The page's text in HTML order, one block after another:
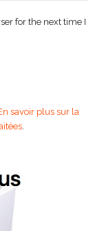
for the next time I
savoir plus sur la
.